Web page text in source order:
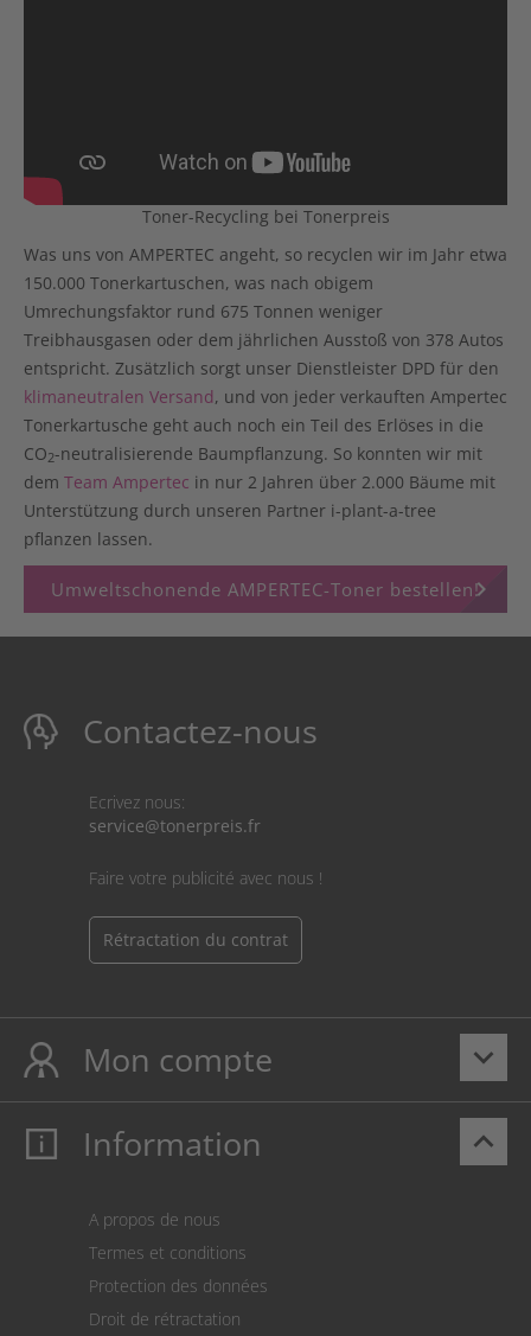
Toner-Recycling bei Tonerpreis
Was uns von AMPERTEC angeht, so recyclen wir im Jahr etwa
150.000 Tonerkartuschen, was nach obigem
Umrechungsfaktor rund 675 Tonnen weniger
Treibhausgasen oder dem jährlichen Ausstoß von 378 Autos
entspricht. Zusätzlich sorgt unser Dienstleister DPD für den
klimaneutralen Versand, und von jeder verkauften Ampertec
Tonerkartusche geht auch noch ein Teil des Erlöses in die
CO2-neutralisierende Baumpflanzung. So konnten wir mit
dem Team Ampertec in nur 2 Jahren über 2.000 Bäume mit
Unterstützung durch unseren Partner i-plant-a-tree
pflanzen lassen.
Umweltschonende AMPERTEC-Toner bestellen!
keyboard_arrow_right
Contactez-nous
Ecrivez nous:
service@tonerpreis.fr
Faire votre publicité avec nous !
Rétractation du contrat
keyboard_arrow_down
Mon compte
Mon compte
Paiement
keyboard_arrow_up
Information
A propos de nous
Termes et conditions
Protection des données
Droit de rétractation